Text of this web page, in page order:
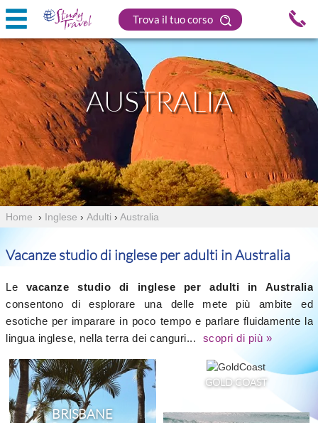
Trova il tuo corso
AUSTRALIA
Home › Inglese › Adulti › Australia
Vacanze studio di inglese per adulti in Australia
Le vacanze studio di inglese per adulti in Australia
consentono di esplorare una delle mete più ambite ed
esotiche per imparare in poco tempo e parlare fluidamente la
lingua inglese, nella terra dei canguri...
scopri di più »
BRISBANE
GOLD COAST